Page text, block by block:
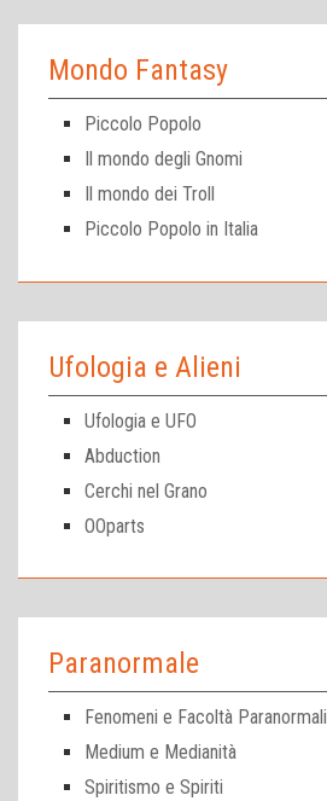
Mondo Fantasy
Piccolo Popolo
Il mondo degli Gnomi
Il mondo dei Troll
Piccolo Popolo in Italia
Ufologia e Alieni
Ufologia e UFO
Abduction
Cerchi nel Grano
OOparts
Paranormale
Fenomeni e Facoltà Paranormali
Medium e Medianità
Spiritismo e Spiriti